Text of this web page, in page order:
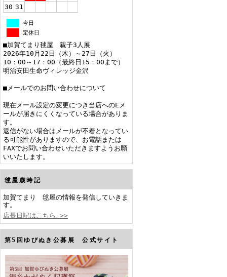
30 31
今日
定休日
■加賀てまり毬屋 親子3人展
2026年10月22日（木）～27日（火）
10：00～17：00（最終日15：00まで）
明治安田生命ヴィレッジ金沢
■メールでのお問い合わせについて
現在メール設定の変更につき当店へのEメ
ールが届きにくくなっている場合がありま
す。
返信がない場合はメールが不着となってい
る可能性がありますので、お電話または
FAXでお問い合わせいただきますようお願
いいたします。
毬屋歳時記
加賀てまり 毬屋の情報を発信していきま
す。
店長日記はこちら >>
第5回ゆびぬき公募展 公式サイト